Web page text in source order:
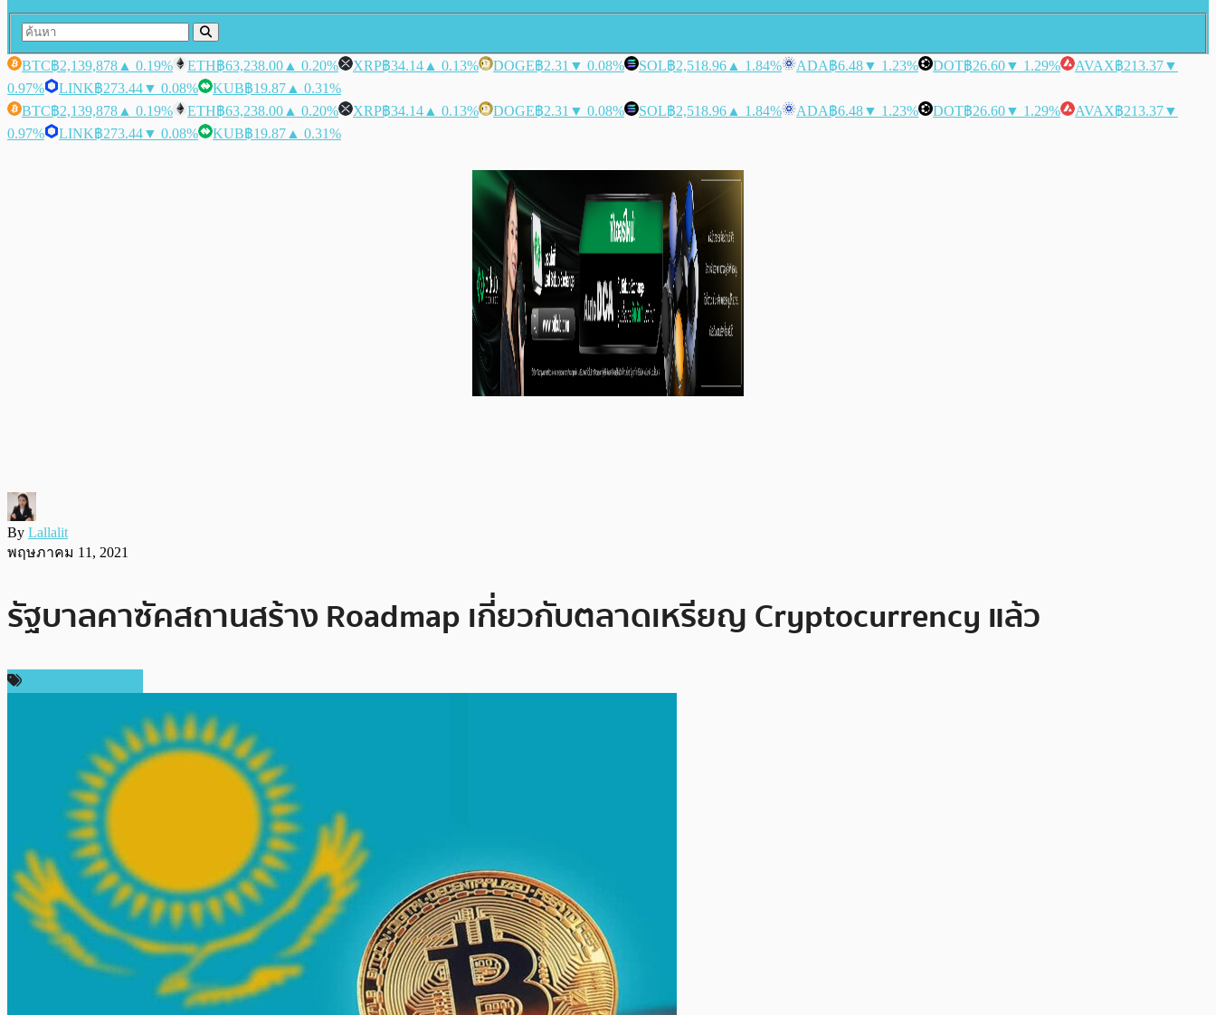
BTC฿2,139,878 ▲ 0.19% ETH฿63,238.00 ▲ 0.20% XRP฿34.14 ▲ 0.13% DOGE฿2.31 ▼ 0.08% SOL฿2,518.96 ▲ 1.84% ADA฿6.48▼ 1.23% DOT฿26.60▼ 1.29% AVAX฿213.37▼
0.97%
LINK฿273.44▼ 0.08% KUB฿19.87 ▲ 0.31%
BTC฿2,139,878 ▲ 0.19% ETH฿63,238.00 ▲ 0.20% XRP฿34.14 ▲ 0.13% DOGE฿2.31 ▼ 0.08% SOL฿2,518.96 ▲ 1.84% ADA฿6.48▼ 1.23% DOT฿26.60▼ 1.29% AVAX฿213.37▼
0.97%
LINK฿273.44▼ 0.08% KUB฿19.87 ▲ 0.31%
By Lallalit
พฤษภาคม 11, 2021
รัฐบาลคาซัคสถานสร้าง Roadmap เกี่ยวกับตลาดเหรียญ Cryptocurrency แล้ว